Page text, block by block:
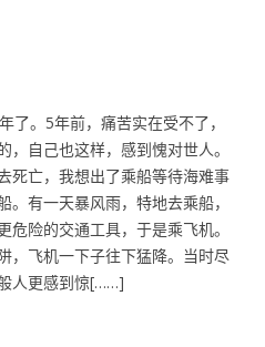
了。5年前，痛苦实在受不了，
自己也这样，感到愧对世人。
死亡，我想出了乘船等待海难事
有一天暴风雨，特地去乘船，
险的交通工具，于是乘飞机。
，飞机一下子往下猛降。当时尽
人更感到惊[……]